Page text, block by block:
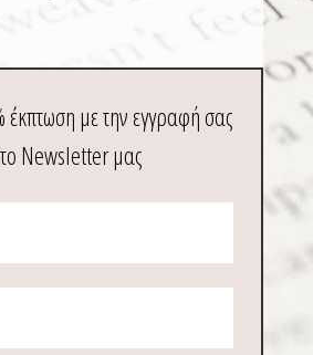
έκπτωση με την εγγραφή σας
Newsletter μας